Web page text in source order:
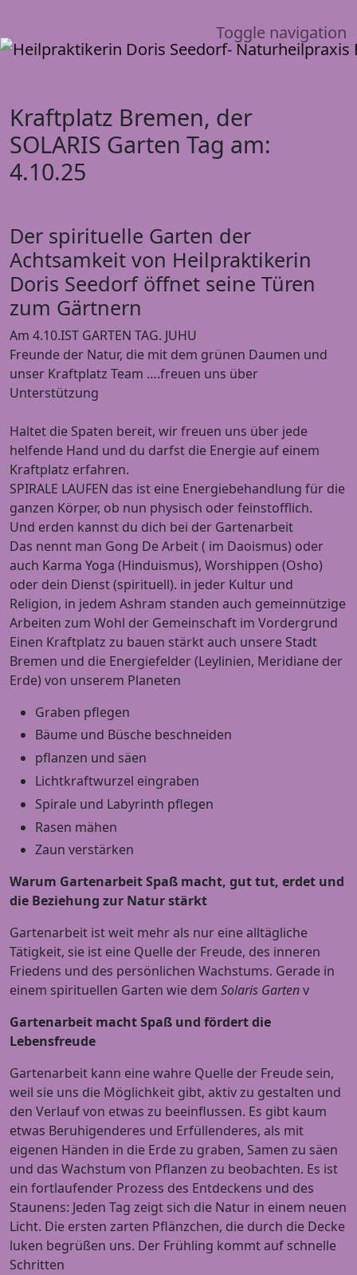
Toggle navigation
Kraftplatz Bremen, der
SOLARIS Garten Tag am:
4.10.25
Der spirituelle Garten der
Achtsamkeit von Heilpraktikerin
Doris Seedorf öffnet seine Türen
zum Gärtnern
Am 4.10.IST GARTEN TAG. JUHU
Freunde der Natur, die mit dem grünen Daumen und
unser Kraftplatz Team ….freuen uns über
Unterstützung
Haltet die Spaten bereit, wir freuen uns über jede
helfende Hand und du darfst die Energie auf einem
Kraftplatz erfahren.
SPIRALE LAUFEN das ist eine Energiebehandlung für die
ganzen Körper, ob nun physisch oder feinstofflich.
Und erden kannst du dich bei der Gartenarbeit
Das nennt man Gong De Arbeit ( im Daoismus) oder
auch Karma Yoga (Hinduismus), Worshippen (Osho)
oder dein Dienst (spirituell). in jeder Kultur und
Religion, in jedem Ashram standen auch gemeinnützige
Arbeiten zum Wohl der Gemeinschaft im Vordergrund
Einen Kraftplatz zu bauen stärkt auch unsere Stadt
Bremen und die Energiefelder (Leylinien, Meridiane der
Erde) von unserem Planeten
Graben pflegen
Bäume und Büsche beschneiden
pflanzen und säen
Lichtkraftwurzel eingraben
Spirale und Labyrinth pflegen
Rasen mähen
Zaun verstärken
Warum Gartenarbeit Spaß macht, gut tut, erdet und
die Beziehung zur Natur stärkt
Gartenarbeit ist weit mehr als nur eine alltägliche
Tätigkeit, sie ist eine Quelle der Freude, des inneren
Friedens und des persönlichen Wachstums. Gerade in
einem spirituellen Garten wie dem Solaris Gartenv
Gartenarbeit macht Spaß und fördert die
Lebensfreude
Gartenarbeit kann eine wahre Quelle der Freude sein,
weil sie uns die Möglichkeit gibt, aktiv zu gestalten und
den Verlauf von etwas zu beeinflussen. Es gibt kaum
etwas Beruhigenderes und Erfüllenderes, als mit
eigenen Händen in die Erde zu graben, Samen zu säen
und das Wachstum von Pflanzen zu beobachten. Es ist
ein fortlaufender Prozess des Entdeckens und des
Staunens: Jeden Tag zeigt sich die Natur in einem neuen
Licht. Die ersten zarten Pflänzchen, die durch die Decke
luken begrüßen uns. Der Frühling kommt auf schnelle
Schritten